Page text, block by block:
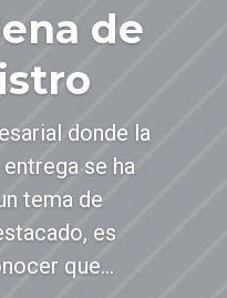
de
donde la
se ha
tema de
es
que...